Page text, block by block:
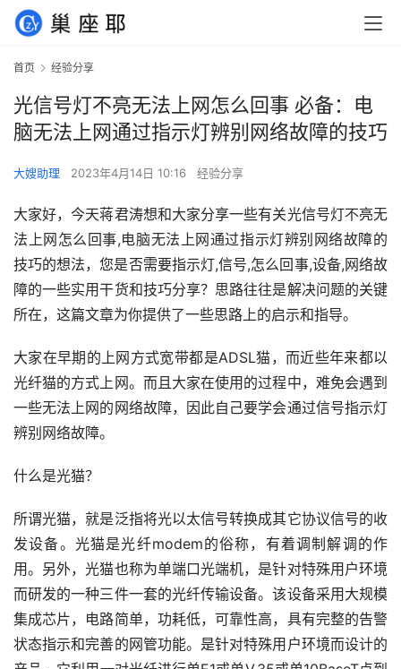
首页 经验分享
光信号灯不亮无法上网怎么回事 必备：电
脑无法上网通过指示灯辨别网络故障的技巧
大嫂助理 2023年4月14日 10:16 经验分享
大家好，今天蒋君涛想和大家分享一些有关光信号灯不亮无
法上网怎么回事,电脑无法上网通过指示灯辨别网络故障的
技巧的想法，您是否需要指示灯,信号,怎么回事,设备,网络故
障的一些实用干货和技巧分享？思路往往是解决问题的关键
所在，这篇文章为你提供了一些思路上的启示和指导。
大家在早期的上网方式宽带都是ADSL猫，而近些年来都以
光纤猫的方式上网。而且大家在使用的过程中，难免会遇到
一些无法上网的网络故障，因此自己要学会通过信号指示灯
辨别网络故障。
什么是光猫？
所谓光猫，就是泛指将光以太信号转换成其它协议信号的收
发设备。光猫是光纤modem的俗称，有着调制解调的作
用。另外，光猫也称为单端口光端机，是针对特殊用户环境
而研发的一种三件一套的光纤传输设备。该设备采用大规模
集成芯片，电路简单，功耗低，可靠性高，具有完整的告警
状态指示和完善的网管功能。是针对特殊用户环境而设计的